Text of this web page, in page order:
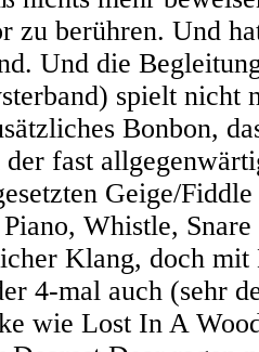
zu berühren. Und
Und die
spielt nicht
Bonbon,
der fast
Geige/
Whistle,
Klang, doch
4-mal auch (sehr
wie Lost In A